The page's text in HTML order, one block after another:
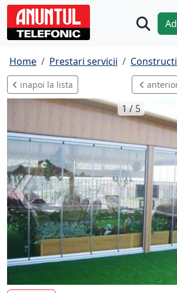
Home Prestari servicii
inapoi la lista
1 / 5